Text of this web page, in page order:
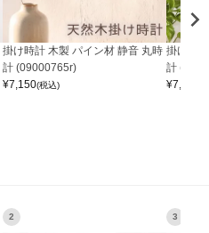
掛け時計 木製 パイン材 静音 丸時
計 (09000765r)
¥7,150(税込)
掛け時
計
¥7,150
2 3